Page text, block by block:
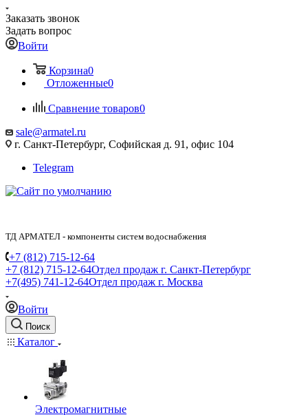
Заказать звонок
Задать вопрос
Войти
Корзина0
Отложенные0
Сравнение товаров0
sale@armatel.ru
г. Санкт-Петербург, Софийская д. 91, офис 104
Telegram
ТД АРМАТЕЛ - компоненты систем водоснабжения
+7 (812) 715-12-64
+7 (812) 715-12-64Отдел продаж г. Санкт-Петербург
+7(495) 741-12-64Отдел продаж г. Москва
Войти
Поиск
Каталог
Электромагнитные